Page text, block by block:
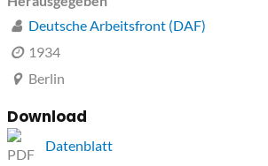
Deutsche Arbeitsfront (DAF)
1934
Berlin
Download
Datenblatt